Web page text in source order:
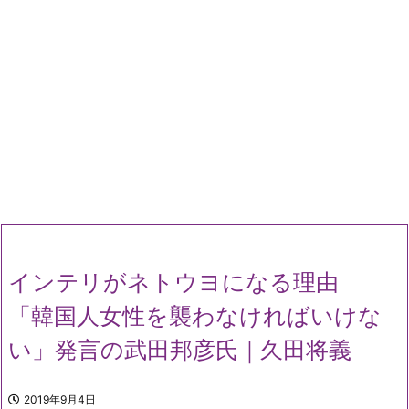
インテリがネトウヨになる理由
「韓国人女性を襲わなければいけな
い」発言の武田邦彦氏｜久田将義
2019年9月4日